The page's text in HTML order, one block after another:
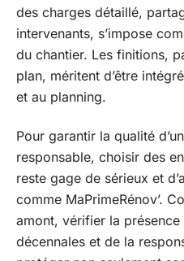
des charges détaillé,
intervenants, s’impose
du chantier. Les finitions,
plan, méritent d’être
et au planning.
Pour garantir la qualité
responsable, choisir des
reste gage de sérieux et
comme MaPrimeRénov’.
amont, vérifier la présence
décennales et de la